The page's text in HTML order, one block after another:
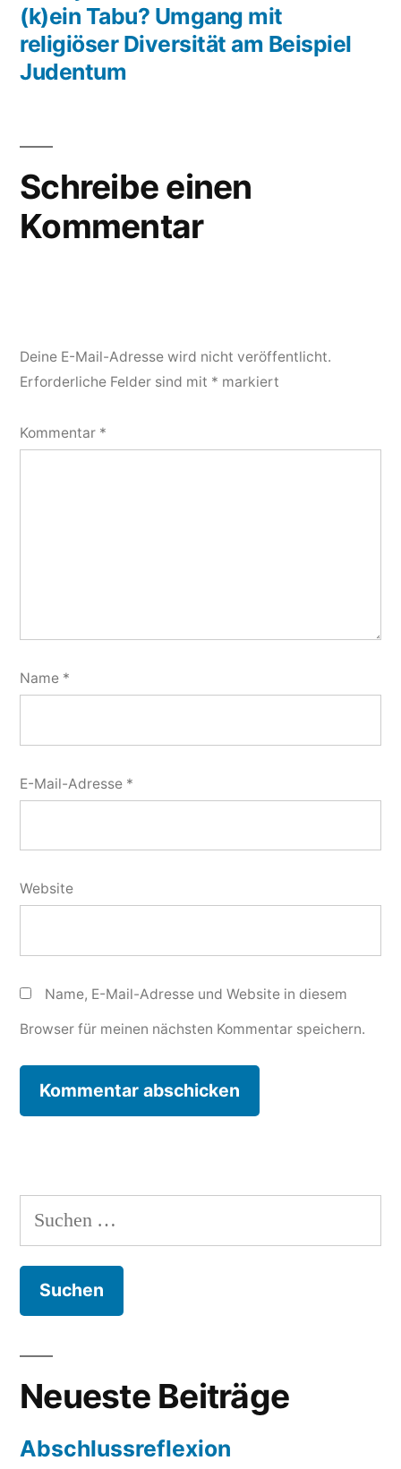
(k)ein Tabu? Umgang mit
religiöser Diversität am Beispiel
Judentum
Schreibe einen
Kommentar
Deine E-Mail-Adresse wird nicht veröffentlicht.
Erforderliche Felder sind mit * markiert
Kommentar *
Name *
E-Mail-Adresse *
Website
Name, E-Mail-Adresse und Website in diesem
Browser für meinen nächsten Kommentar speichern.
Suchen
nach:
Neueste Beiträge
Abschlussreflexion